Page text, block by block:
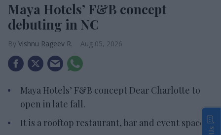
Maya Hotels’ F&B concept
debuting in NC
Vishnu Rageev R. Aug 05, 2026
Maya Hotels’ F&B concept Dear Charlotte to
open in late fall.
It is a rooftop restaurant, bar and event space.